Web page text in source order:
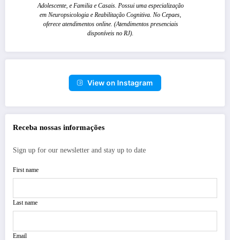
Adolescente, e Familia e Casais. Possui uma especialização
em Neuropsicologia e Reabilitação Cognitiva. No Cepaes,
oferece atendimentos online. (Atendimentos presenciais
disponíveis no RJ).
View on Instagram
Receba nossas informações
Sign up for our newsletter and stay up to date
First name
Last name
Email